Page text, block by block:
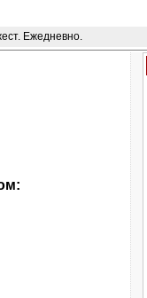
Ежедневно.